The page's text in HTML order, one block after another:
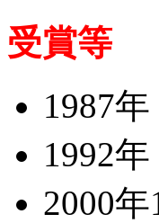
受賞等
1987
1992
2000